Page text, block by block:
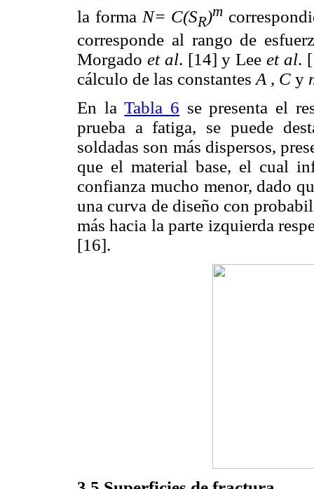
la forma N= C(SR)m
corresponde al rango de
Morgado et al. [14] y Leeet al.
cálculo de las constantes A , C y
En laTabla 6 se presenta el
prueba a fatiga, se puede
soldadas son más dispersos,
que el material base, el cual
confianza mucho menor, dado
una curva de diseño con
más hacia la parte izquierda
[16].